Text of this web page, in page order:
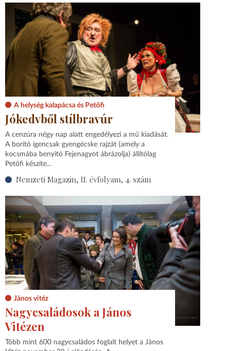
A helység kalapácsa és Petőfi
Jókedvből stílbravúr
A cenzúra négy nap alatt engedélyezi a mű kiadását.
A borító igencsak gyengécske rajzát (amely a
kocsmába benyitó Fejenagyot ábrázolja) állítólag
Petőfi készíte...
Nemzeti Magazin, II. évfolyam, 4. szám
János vitéz
Nagycsaládosok a János
Vitézen
Több mint 600 nagycsaládos foglalt helyet a János